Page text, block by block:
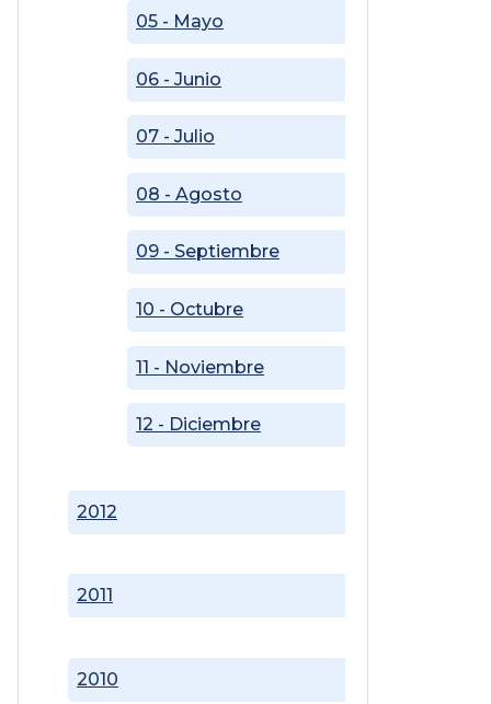
2010
2011
2012
05 - Mayo
06 - Junio
07 - Julio
08 - Agosto
09 - Septiembre
10 - Octubre
11 - Noviembre
12 - Diciembre